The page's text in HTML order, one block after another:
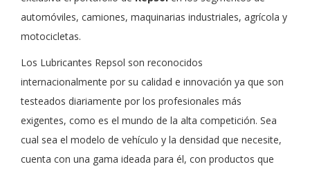
automóviles, camiones, maquinarias industriales, agrícola y
motocicletas.
Los Lubricantes Repsol son reconocidos
internacionalmente por su calidad e innovación ya que son
testeados diariamente por los profesionales más
exigentes, como es el mundo de la alta competición. Sea
cual sea el modelo de vehículo y la densidad que necesite,
cuenta con una gama ideada para él, con productos que